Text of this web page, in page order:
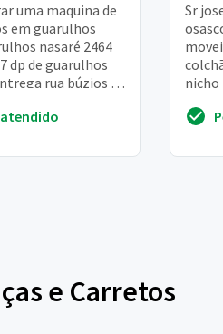
uma maquina de
em guarulhos
nasaré 2464
dp de guarulhos
rua búzios n
Sr
nicho
e Carretos